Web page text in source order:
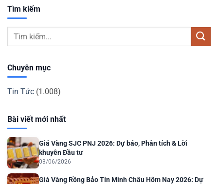
Tìm kiếm
Chuyên mục
Tin Tức (1.008)
Bài viết mới nhất
Giá Vàng SJC PNJ 2026: Dự báo, Phân tích & Lời
khuyên Đầu tư
03/06/2026
Giá Vàng Rồng Bảo Tín Minh Châu Hôm Nay 2026: Dự